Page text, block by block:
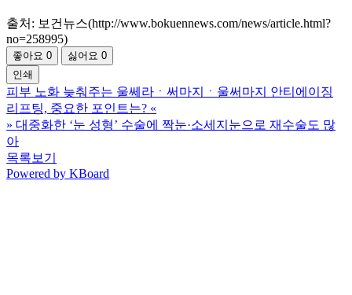
출처: 보건뉴스(http://www.bokuennews.com/news/article.html?
no=258995)
좋아요0 싫어요0
인쇄
피부 노화 늦춰주는 울쎄라ㆍ써마지ㆍ울써마지 안티에이징
리프팅, 중요한 포인트는? «
» 대중화한 ‘눈 성형’ 수술에 짝눈·소세지눈으로 재수술도 많
아
목록보기
Powered by KBoard